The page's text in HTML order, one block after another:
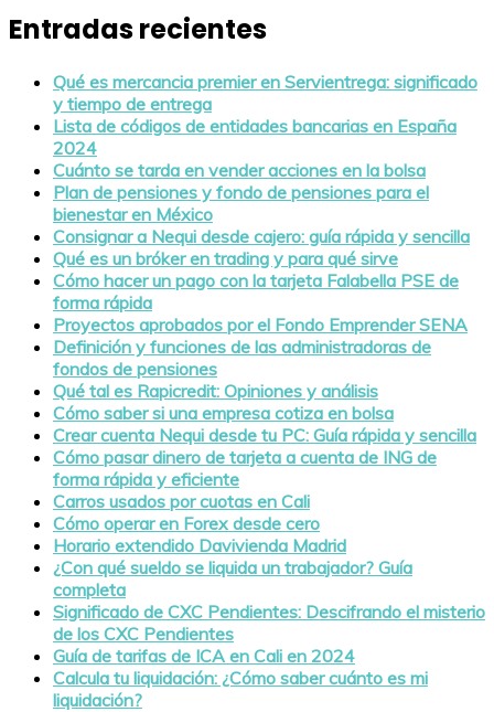
Entradas recientes
Qué es mercancia premier en Servientrega: significado
y tiempo de entrega
Lista de códigos de entidades bancarias en España
2024
Cuánto se tarda en vender acciones en la bolsa
Plan de pensiones y fondo de pensiones para el
bienestar en México
Consignar a Nequi desde cajero: guía rápida y sencilla
Qué es un bróker en trading y para qué sirve
Cómo hacer un pago con la tarjeta Falabella PSE de
forma rápida
Proyectos aprobados por el Fondo Emprender SENA
Definición y funciones de las administradoras de
fondos de pensiones
Qué tal es Rapicredit: Opiniones y análisis
Cómo saber si una empresa cotiza en bolsa
Crear cuenta Nequi desde tu PC: Guía rápida y sencilla
Cómo pasar dinero de tarjeta a cuenta de ING de
forma rápida y eficiente
Carros usados por cuotas en Cali
Cómo operar en Forex desde cero
Horario extendido Davivienda Madrid
¿Con qué sueldo se liquida un trabajador? Guía
completa
Significado de CXC Pendientes: Descifrando el misterio
de los CXC Pendientes
Guía de tarifas de ICA en Cali en 2024
Calcula tu liquidación: ¿Cómo saber cuánto es mi
liquidación?